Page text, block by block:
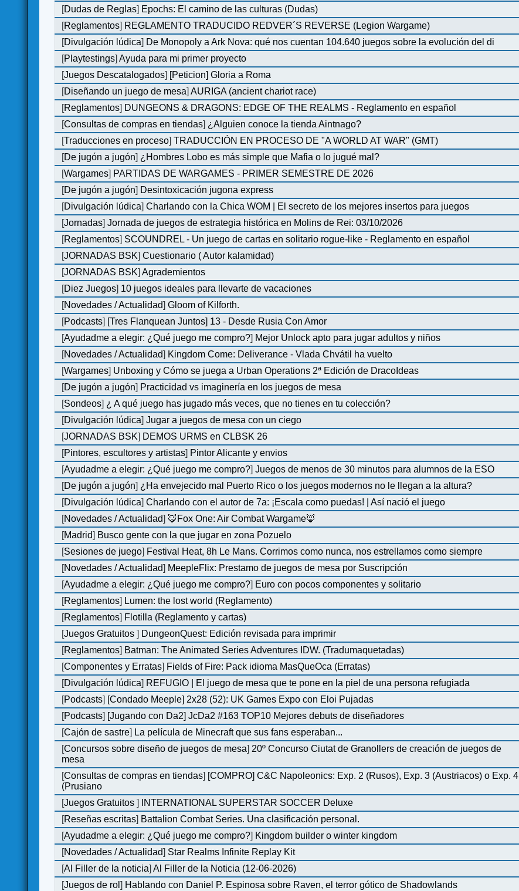
[Dudas de Reglas] Epochs: El camino de las culturas (Dudas)
[Reglamentos] REGLAMENTO TRADUCIDO REDVER´S REVERSE (Legion Wargame)
[Divulgación lúdica] De Monopoly a Ark Nova: qué nos cuentan 104.640 juegos sobre la evolución del di
[Playtestings]Ayuda para mi primer proyecto
[Juegos Descatalogados] [Peticion] Gloria a Roma
[Diseñando un juego de mesa]AURIGA (ancient chariot race)
[Reglamentos] DUNGEONS & DRAGONS: EDGE OF THE REALMS - Reglamento en español
[Consultas de compras en tiendas] ¿Alguien conoce la tienda Aintnago?
[Traducciones en proceso]TRADUCCIÓN EN PROCESO DE "A WORLD AT WAR" (GMT)
[De jugón a jugón] ¿Hombres Lobo es más simple que Mafia o lo jugué mal?
[Wargames] PARTIDAS DE WARGAMES - PRIMER SEMESTRE DE 2026
[De jugón a jugón] Desintoxicación jugona express
[Divulgación lúdica]Charlando con la Chica WOM | El secreto de los mejores insertos para juegos
[Jornadas]Jornada de juegos de estrategia histórica en Molins de Rei: 03/10/2026
[Reglamentos] SCOUNDREL - Un juego de cartas en solitario rogue-like - Reglamento en español
[JORNADAS BSK]Cuestionario ( Autor kalamidad)
[JORNADAS BSK]Agrademientos
[Diez Juegos] 10 juegos ideales para llevarte de vacaciones
[Novedades / Actualidad]Gloom of Kilforth.
[Podcasts] [Tres Flanquean Juntos] 13 - Desde Rusia Con Amor
[Ayudadme a elegir: ¿Qué juego me compro?] Mejor Unlock apto para jugar adultos y niños
[Novedades / Actualidad] Kingdom Come: Deliverance - Vlada Chvátil ha vuelto
[Wargames] Unboxing y Cómo se juega a Urban Operations 2ª Edición de DracoIdeas
[De jugón a jugón] Practicidad vs imaginería en los juegos de mesa
[Sondeos] ¿ A qué juego has jugado más veces, que no tienes en tu colección?
[Divulgación lúdica]Jugar a juegos de mesa con un ciego
[JORNADAS BSK] DEMOS URMS en CLBSK 26
[Pintores, escultores y artistas] Pintor Alicante y envios
[Ayudadme a elegir: ¿Qué juego me compro?]Juegos de menos de 30 minutos para alumnos de la ESO
[De jugón a jugón] ¿Ha envejecido mal Puerto Rico o los juegos modernos no le llegan a la altura?
[Divulgación lúdica]Charlando con el autor de 7a: ¡Escala como puedas! | Así nació el juego
[Novedades / Actualidad] 🦊Fox One: Air Combat Wargame🦊
[Madrid] Busco gente con la que jugar en zona Pozuelo
[Sesiones de juego] Festival Heat, 8h Le Mans. Corrimos como nunca, nos estrellamos como siempre
[Novedades / Actualidad] MeepleFlix: Prestamo de juegos de mesa por Suscripción
[Ayudadme a elegir: ¿Qué juego me compro?] Euro con pocos componentes y solitario
[Reglamentos] Lumen: the lost world (Reglamento)
[Reglamentos] Flotilla (Reglamento y cartas)
[Juegos Gratuitos] DungeonQuest: Edición revisada para imprimir
[Reglamentos] Batman: The Animated Series Adventures IDW. (Tradumaquetadas)
[Componentes y Erratas] Fields of Fire: Pack idioma MasQueOca (Erratas)
[Divulgación lúdica] REFUGIO | El juego de mesa que te pone en la piel de una persona refugiada
[Podcasts] [Condado Meeple] 2x28 (52): UK Games Expo con Eloi Pujadas
[Podcasts] [Jugando con Da2] JcDa2 #163 TOP10 Mejores debuts de diseñadores
[Cajón de sastre] La película de Minecraft que sus fans esperaban...
[Concursos sobre diseño de juegos de mesa] 20º Concurso Ciutat de Granollers de creación de juegos de
mesa
[Consultas de compras en tiendas] [COMPRO] C&C Napoleonics: Exp. 2 (Rusos), Exp. 3 (Austriacos) o Exp. 4
(Prusiano
[Juegos Gratuitos] INTERNATIONAL SUPERSTAR SOCCER Deluxe
[Reseñas escritas] Battalion Combat Series. Una clasificación personal.
[Ayudadme a elegir: ¿Qué juego me compro?] Kingdom builder o winter kingdom
[Novedades / Actualidad] Star Realms Infinite Replay Kit
[Al Filler de la noticia]Al Filler de la Noticia (12-06-2026)
[Juegos de rol] Hablando con Daniel P. Espinosa sobre Raven, el terror gótico de Shadowlands